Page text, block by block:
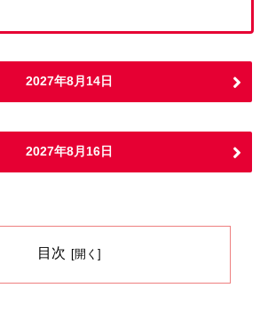
2027年8月14日
2027年8月16日
目次